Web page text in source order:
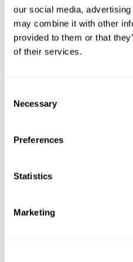
our social media,
may combine it with other
provided to them or that
of their services.
Selection
Necessary
Preferences
Statistics
Marketing
повторение и тренировка
способствовать созданию
нейронных сетей и
повреждённых когнитивных
Регулярная стимуляция наших
планированием и скоростью